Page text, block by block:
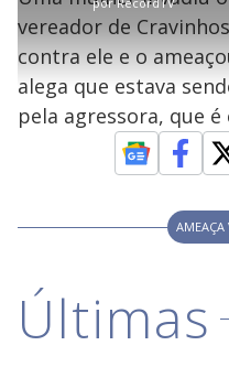
l
r
1
0
g
n
d
s
a
1
s
e
u
n
o
s
d
2
8
%
vereador de
contra ele e o
alega que estava
pela agressora, que
AMEAÇA
Últimas